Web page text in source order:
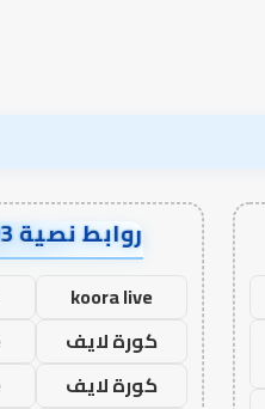
روابط نصية AA4203
koora live
كورة لايف
كورة لايف